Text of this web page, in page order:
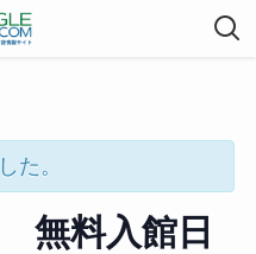
た。
無料入館日